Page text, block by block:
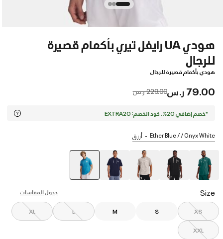
هودي UA رايفل تيري بأكمام قصيرة
للرجال
هودي بأكمام قصيرة للرجال
79.00 ر.س Price reduced from
229.00 ر.س to
*خصم إضافي 20%. كود الخصم: EXTRA20
Ether Blue / / Onyx White أزرق
Size جدول المقاسات
XS
S
M
L
XL
XXL